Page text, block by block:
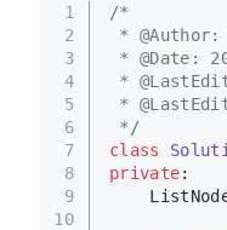
1
2
3
4
5
6
7
8
9
10
/*
* @Author:
* @Date:
*
*
*/
class
private: